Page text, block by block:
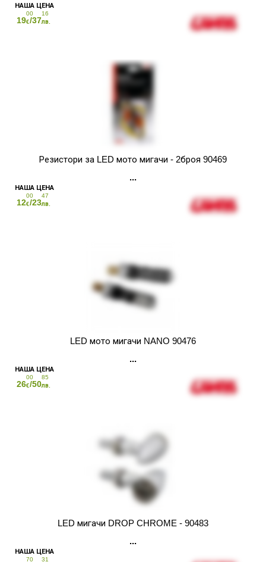
19
00
€/37
16
лв.
Резистори за LED мото мигачи - 2броя 90469
12
00
€/23
47
лв.
LED мото мигачи NANO 90476
26
00
€/50
85
лв.
LED мигачи DROP CHROME - 90483
70 31